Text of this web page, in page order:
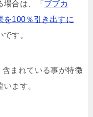
合は、「 ブブカ
を100％引き出すに
す。
まれている事が特徴
ます。